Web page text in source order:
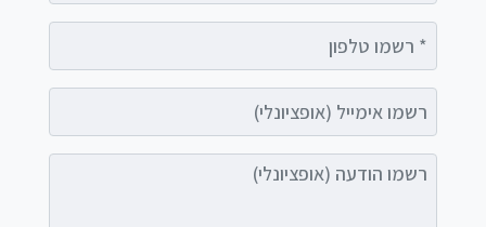
רשמו הודעה (אופציונלי)